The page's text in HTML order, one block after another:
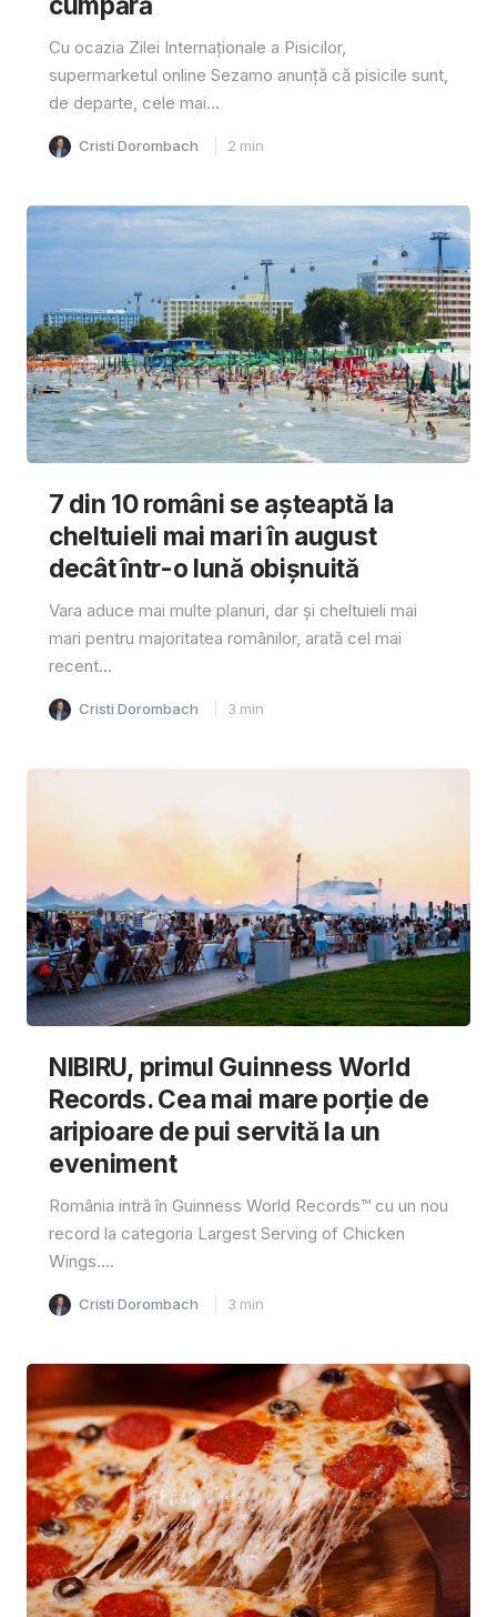
Cu ocazia Zilei Internaționale a Pisicilor,
supermarketul online Sezamo anunță că pisicile sunt,
de departe, cele mai...
Cristi Dorombach 2 min
7 din 10 români se așteaptă la
cheltuieli mai mari în august
decât într-o lună obișnuită
Vara aduce mai multe planuri, dar și cheltuieli mai
mari pentru majoritatea românilor, arată cel mai
recent...
Cristi Dorombach 3 min
NIBIRU, primul Guinness World
Records. Cea mai mare porție de
aripioare de pui servită la un
eveniment
România intră în Guinness World Records™️ cu un nou
record la categoria Largest Serving of Chicken
Wings....
Cristi Dorombach 3 min